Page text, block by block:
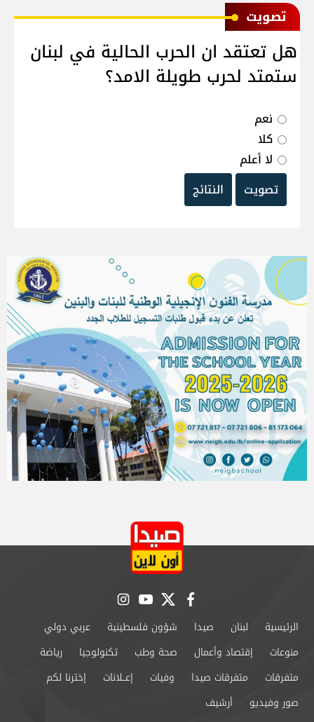
ﺗﺼﻮﻳﺖ
هل تعتقد ان الحرب الحالية في لبنان
ستمتد لحرب طويلة الامد؟
نعم
كلا
لا أعلم
تصويت
النتائج
facebook
twitter
youtube
instagram
الرئيسية لبنان صيدا شؤون فلسطينية
عربي دولي
منوعات
إقتصاد وأعمال صحة وطب تكنولوجيا
رياضة
متفرقات
متفرقات صيدا وفيات إعــلانات
إخترنا لكم
صور وفيديو
أرشيف